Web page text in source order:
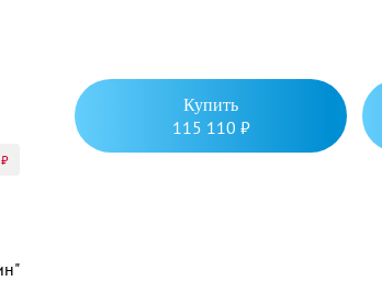
Купить
115 110 ₽